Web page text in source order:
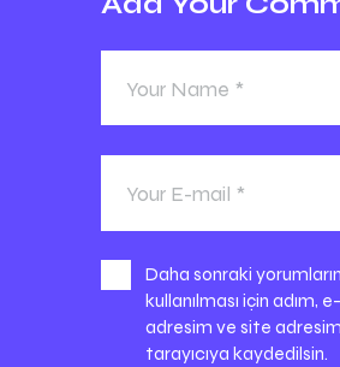
Daha sonraki
kullanılması için adım,
adresim ve site
tarayıcıya kaydedilsin.